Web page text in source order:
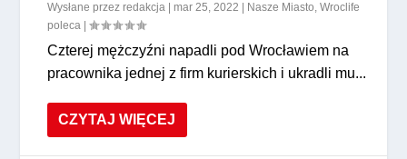
Wysłane przezredakcja |mar 25, 2022 Nasze Miasto,Wroclife
poleca |
Czterej mężczyźni napadli pod Wrocławiem na
pracownika jednej z firm kurierskich i ukradli mu...
CZYTAJ WIĘCEJ